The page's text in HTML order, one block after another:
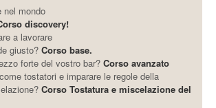
nel mondo
discovery!
a lavorare
giusto? Corso base.
forte del vostro bar?Corso avanzato
tostatori e imparare le regole della
Corso Tostatura e miscelazione del